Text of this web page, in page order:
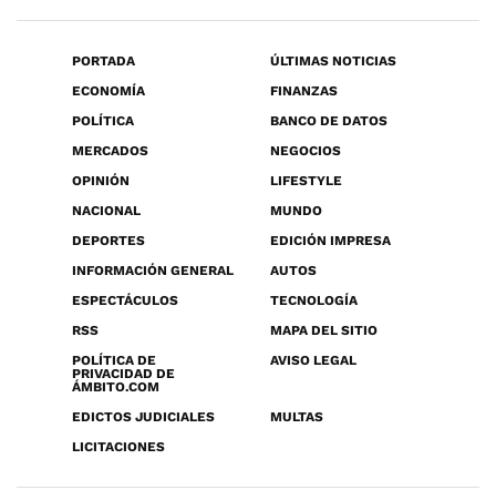
PORTADA
ÚLTIMAS NOTICIAS
ECONOMÍA
FINANZAS
POLÍTICA
BANCO DE DATOS
MERCADOS
NEGOCIOS
OPINIÓN
LIFESTYLE
NACIONAL
MUNDO
DEPORTES
EDICIÓN IMPRESA
INFORMACIÓN GENERAL
AUTOS
ESPECTÁCULOS
TECNOLOGÍA
RSS
MAPA DEL SITIO
POLÍTICA DE
PRIVACIDAD DE
ÁMBITO.COM
AVISO LEGAL
EDICTOS JUDICIALES
MULTAS
LICITACIONES